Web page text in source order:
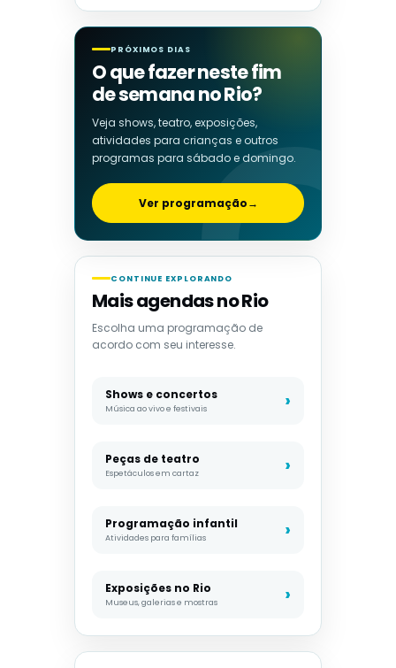
PRÓXIMOS DIAS
O que fazer neste fim
de semana no Rio?
Veja shows, teatro, exposições,
atividades para crianças e outros
programas para sábado e domingo.
Ver programação→
CONTINUE EXPLORANDO
Mais agendas no Rio
Escolha uma programação de
acordo com seu interesse.
Shows e concertos
Música ao vivo e festivais
Peças de teatro
Espetáculos em cartaz
Programação infantil
Atividades para famílias
Exposições no Rio
Museus, galerias e mostras